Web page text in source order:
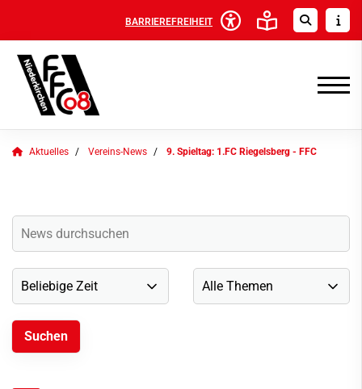
BARRIEREFREIHEIT
Aktuelles Vereins-News 9. Spieltag: 1.FC Riegelsberg - FFC